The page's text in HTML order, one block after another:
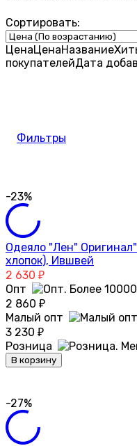
Сортировать:
ЦенаЦенаНазвание
покупателейДата
Фильтры
-23%
Одеяло "Лен"
хлопок), Ившвей
2 630 ₽
Опт
2 860 ₽
Малый опт
3 230 ₽
Розница
В корзину
-27%